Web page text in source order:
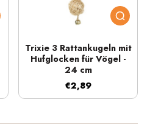
Trixie 3 Rattankugeln mit
Hufglocken für Vögel -
24 cm
€2,89